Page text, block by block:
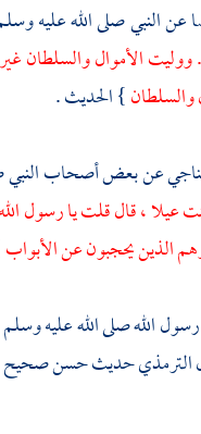
النبي صلى الله عليه
. ووليت الأموال والسلطان
} الحديث .
عن بعض أصحاب النبي
عيلا ، قال قلت يا رسول
الذين يحجبون عن الأبواب
الله صلى الله عليه
الترمذيحديث حسن صحيح .